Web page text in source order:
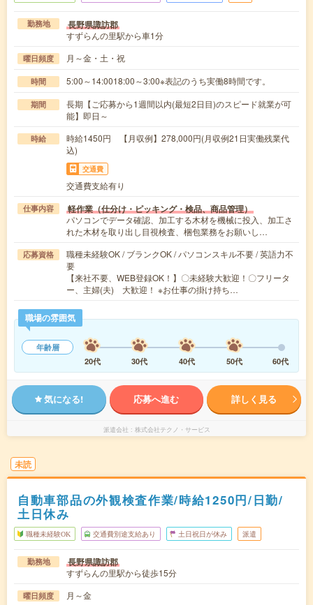
勤務地 長野県諏訪郡
すずらんの里駅から車1分
曜日頻度 月～金・土・祝
時間 5:00～14:0018:00～3:00※表記のうち実働8時間です。
期間
長期【ご応募から1週間以内(最短2日目)のスピード就業が可
能】即日～
時給
時給1450円 【月収例】278,000円(月収例21日実働残業代
込)
交通費
交通費支給有り
仕事内容 軽作業（仕分け・ピッキング・検品、商品管理）
パソコンでデータ確認、加工する木材を機械に投入、加工さ
れた木材を取り出し目視検査、梱包業務をお願いし…
応募資格
職種未経験OK / ブランクOK / パソコンスキル不要 / 英語力不
要
【来社不要、WEB登録OK！】〇未経験大歓迎！〇フリータ
ー、主婦(夫) 大歓迎！ ※お仕事の掛け持ち…
職場の雰囲気
年齢層
20代
30代 40代 50代 60代
気になる! 応募へ進む 詳しく見る
派遣会社 株式会社テクノ・サービス
未読
自動車部品の外観検査作業/時給1250円/日勤/
土日休み
職種未経験OK 交通費別途支給あり 土日祝日が休み 派遣
勤務地 長野県諏訪郡
すずらんの里駅から徒歩15分
曜日頻度 月～金